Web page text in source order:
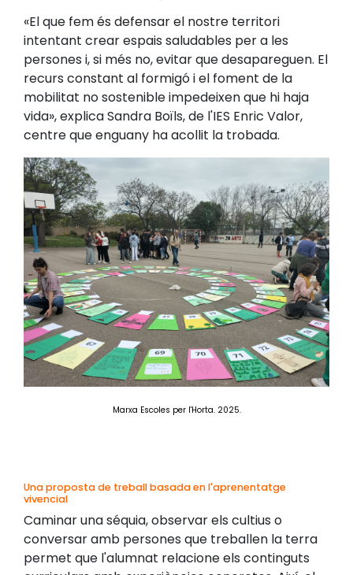
«El que fem és defensar el nostre territori
intentant crear espais saludables per a les
persones i, si més no, evitar que desapareguen. El
recurs constant al formigó i el foment de la
mobilitat no sostenible impedeixen que hi haja
vida», explica Sandra Boïls, de l'IES Enric Valor,
centre que enguany ha acollit la trobada.
Marxa Escoles per l'Horta. 2025.
Una proposta de treball basada en l'aprenentatge
vivencial
Caminar una séquia, observar els cultius o
conversar amb persones que treballen la terra
permet que l'alumnat relacione els continguts